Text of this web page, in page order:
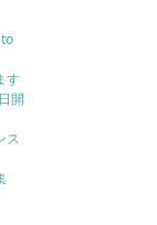
す
開
ス